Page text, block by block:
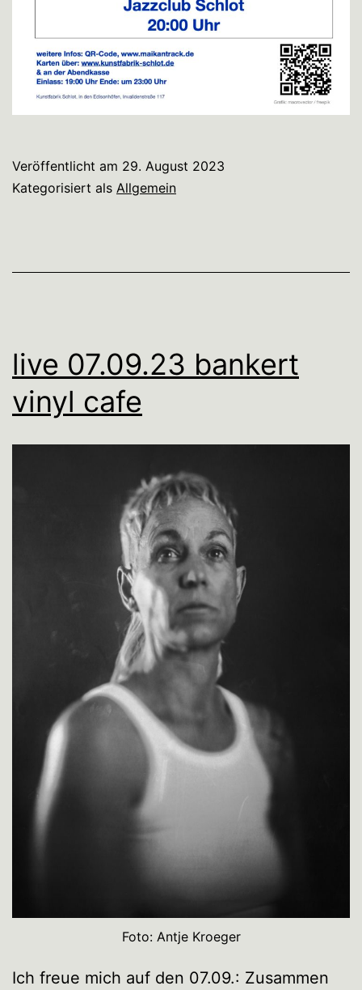
Veröffentlicht am 29. August 2023
Kategorisiert als Allgemein
live 07.09.23 bankert
vinyl cafe
Foto: Antje Kroeger
Ich freue mich auf den 07.09.: Zusammen